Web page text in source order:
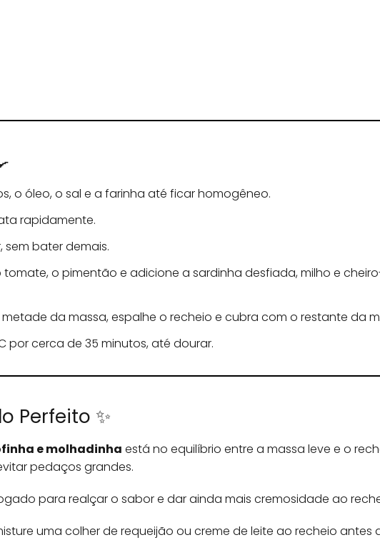
o óleo, o sal e a farinha até ficar homogêneo.
rapidamente.
sem bater demais.
o pimentão e adicione a sardinha desfiada, milho e
da massa, espalhe o recheio e cubra com o restante da
por cerca de 35 minutos, até dourar.
Perfeito ✨
e molhadinha está no equilíbrio entre a massa leve e o
pedaços grandes.
para realçar o sabor e dar ainda mais cremosidade ao
uma colher de requeijão ou creme de leite ao recheio antes